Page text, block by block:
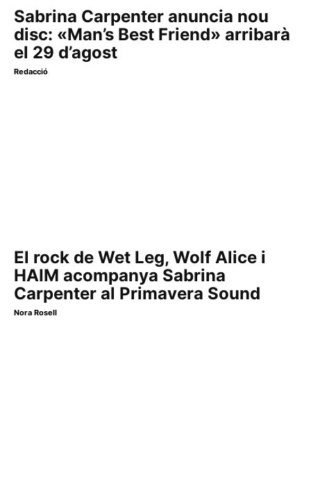
Sabrina Carpenter anuncia nou
disc: «Man’s Best Friend» arribarà
el 29 d’agost
Redacció
El rock de Wet Leg, Wolf Alice i
HAIM acompanya Sabrina
Carpenter al Primavera Sound
Nora Rosell